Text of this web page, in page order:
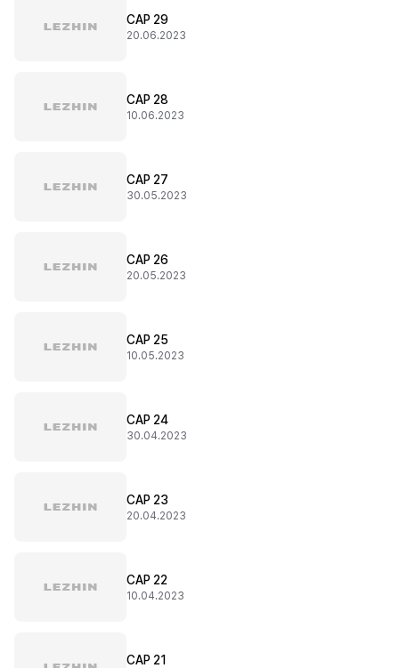
CAP 29
20.06.2023
CAP 28
10.06.2023
CAP 27
30.05.2023
CAP 26
20.05.2023
CAP 25
10.05.2023
CAP 24
30.04.2023
CAP 23
20.04.2023
CAP 22
10.04.2023
CAP 21